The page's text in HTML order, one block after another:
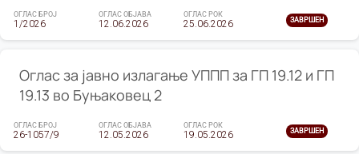
ОГЛАС БРОЈ
1/2026
ОГЛАС ОБЈАВА
12.06.2026
ОГЛАС РОК
25.06.2026 ЗАВРШЕН
Оглас за јавно излагање УППП за ГП 19.12 и ГП
19.13 во Буњаковец 2
ОГЛАС БРОЈ
26-1057/9
ОГЛАС ОБЈАВА
12.05.2026
ОГЛАС РОК
19.05.2026 ЗАВРШЕН